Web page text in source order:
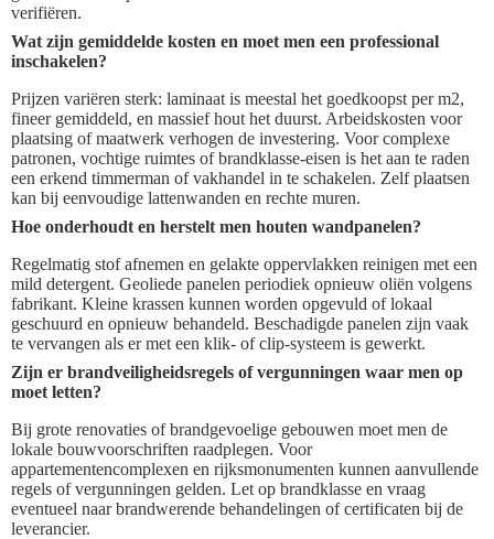
verifiëren.
Wat zijn gemiddelde kosten en moet men een professional
inschakelen?
Prijzen variëren sterk: laminaat is meestal het goedkoopst per m2,
fineer gemiddeld, en massief hout het duurst. Arbeidskosten voor
plaatsing of maatwerk verhogen de investering. Voor complexe
patronen, vochtige ruimtes of brandklasse-eisen is het aan te raden
een erkend timmerman of vakhandel in te schakelen. Zelf plaatsen
kan bij eenvoudige lattenwanden en rechte muren.
Hoe onderhoudt en herstelt men houten wandpanelen?
Regelmatig stof afnemen en gelakte oppervlakken reinigen met een
mild detergent. Geoliede panelen periodiek opnieuw oliën volgens
fabrikant. Kleine krassen kunnen worden opgevuld of lokaal
geschuurd en opnieuw behandeld. Beschadigde panelen zijn vaak
te vervangen als er met een klik- of clip-systeem is gewerkt.
Zijn er brandveiligheidsregels of vergunningen waar men op
moet letten?
Bij grote renovaties of brandgevoelige gebouwen moet men de
lokale bouwvoorschriften raadplegen. Voor
appartementencomplexen en rijksmonumenten kunnen aanvullende
regels of vergunningen gelden. Let op brandklasse en vraag
eventueel naar brandwerende behandelingen of certificaten bij de
leverancier.